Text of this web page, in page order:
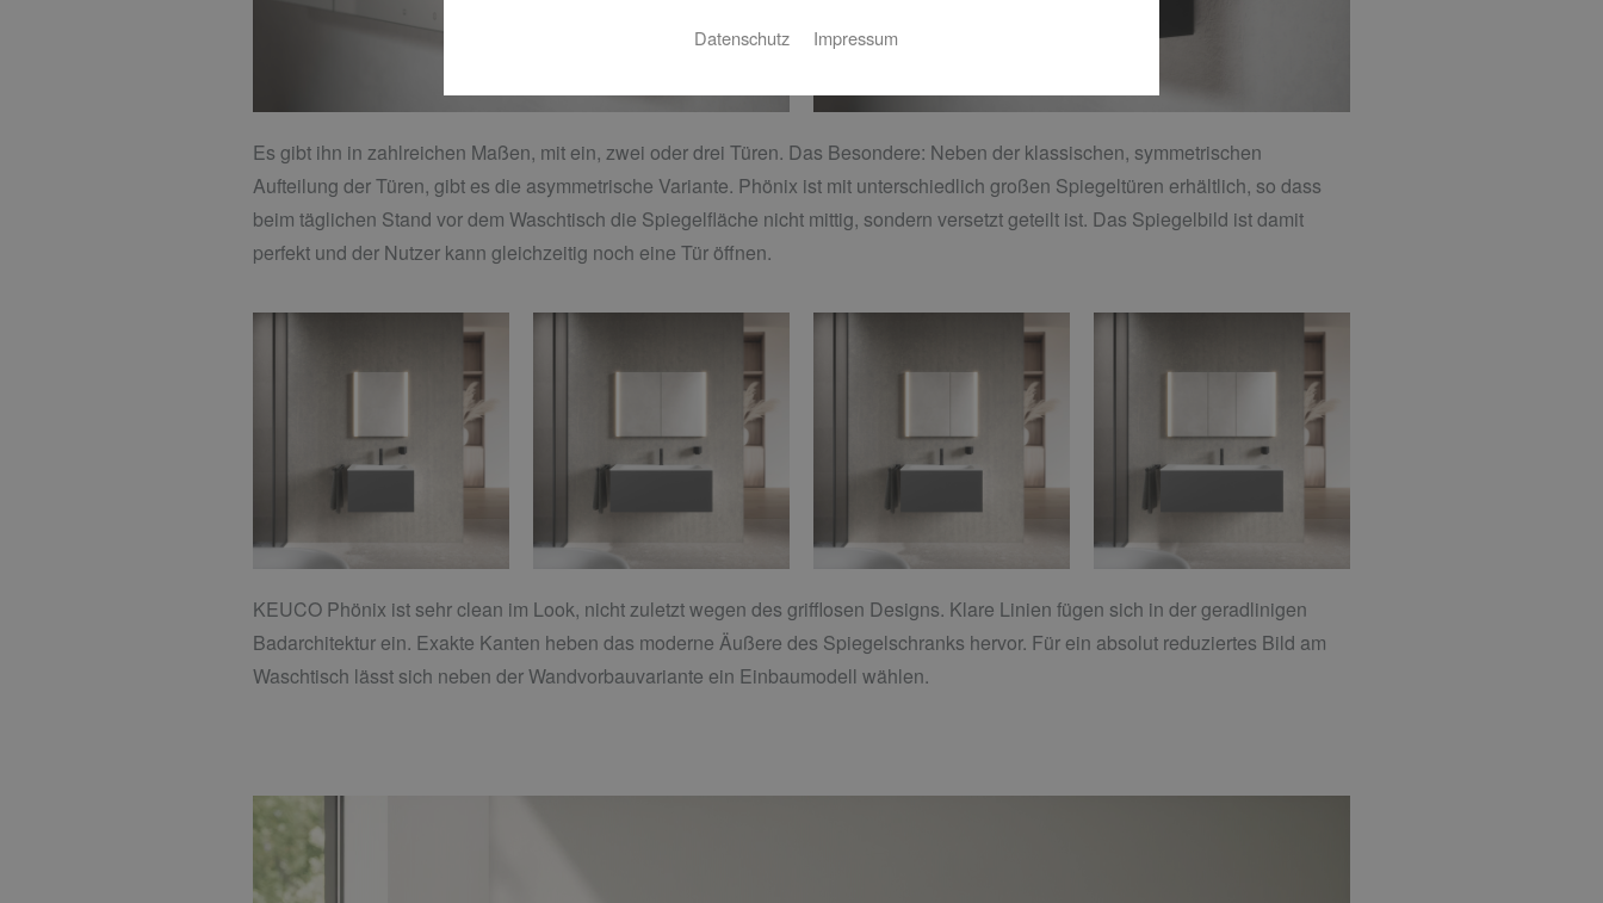
Es gibt ihn in zahlreichen Maßen, mit ein, zwei oder drei Türen. Das Besondere: Neben der klassischen, symmetrischen
Aufteilung der Türen, gibt es die asymmetrische Variante. Phönix ist mit unterschiedlich großen Spiegeltüren erhältlich, so dass
beim täglichen Stand vor dem Waschtisch die Spiegelfläche nicht mittig, sondern versetzt geteilt ist. Das Spiegelbild ist damit
perfekt und der Nutzer kann gleichzeitig noch eine Tür öffnen.
KEUCO Phönix ist sehr clean im Look, nicht zuletzt wegen des grifflosen Designs. Klare Linien fügen sich in der geradlinigen
Badarchitektur ein. Exakte Kanten heben das moderne Äußere des Spiegelschranks hervor. Für ein absolut reduziertes Bild am
Waschtisch lässt sich neben der Wandvorbauvariante ein Einbaumodell wählen.
Datenschutz Impressum